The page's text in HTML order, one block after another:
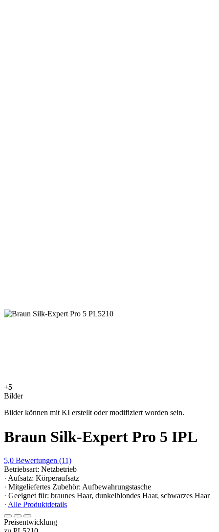
+5
Bilder
Bilder können mit KI erstellt oder modifiziert worden sein.
Braun Silk-Expert Pro 5 IPL
5,0 Bewertungen (11)
Betriebsart: Netzbetrieb
· Aufsatz: Körperaufsatz
· Mitgeliefertes Zubehör: Aufbewahrungstasche
· Geeignet für: braunes Haar, dunkelblondes Haar, schwarzes Haar
· Alle Produktdetails
Preisentwicklung